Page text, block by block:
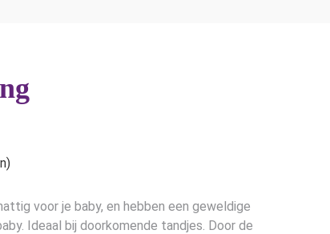
voor je baby, en hebben een geweldige
Ideaal bij doorkomende tandjes. Door de